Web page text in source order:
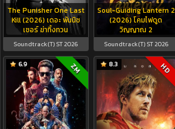
The Punisher One Last
Kill (2026) เดอะ พันนิช
เชอร์ ฆ่าทิ้งทวน
Soundtrack(T) ST 2026
Soul-Guiding Lantern 2
(2026) โคมไฟดูด
วิญญาณ 2
Soundtrack(T) ST 2026
6.9 ZM 8.3 HD